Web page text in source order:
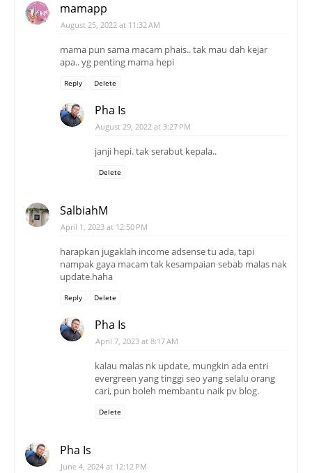
mamapp
August 25, 2022 at 11:32 AM
mama pun sama macam phais.. tak mau dah kejar
apa.. yg penting mama hepi
Reply Delete
Pha Is
August 29, 2022 at 3:27 PM
janji hepi. tak serabut kepala..
Delete
SalbiahM
April 1, 2023 at 12:50 PM
harapkan jugaklah income adsense tu ada, tapi
nampak gaya macam tak kesampaian sebab malas nak
update.haha
Reply Delete
Pha Is
April 7, 2023 at 8:17 AM
kalau malas nk update, mungkin ada entri
evergreen yang tinggi seo yang selalu orang
cari, pun boleh membantu naik pv blog.
Delete
Pha Is
June 4, 2024 at 12:12 PM